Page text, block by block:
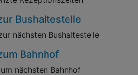
Bushaltestelle
nächsten Bushaltestelle
Bahnhof
nächsten Bahnhof